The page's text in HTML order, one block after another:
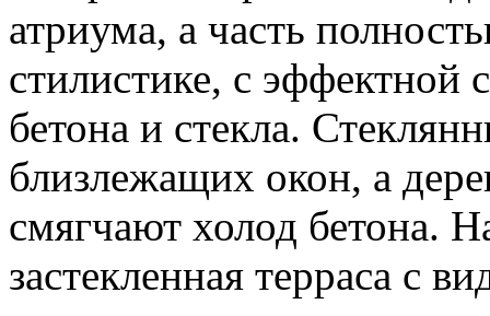
атриума, а часть
стилистике, с эффектной
бетона и стекла.
близлежащих окон, а
смягчают холод бетона.
застекленная терраса с